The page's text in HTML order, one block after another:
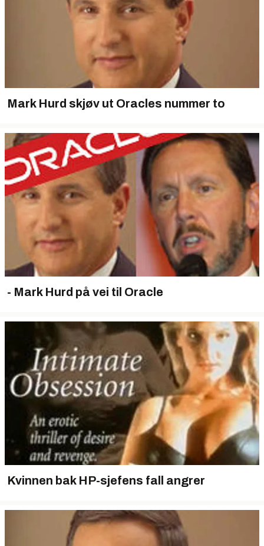
Mark Hurd skjøv ut Oracles nummer to
- Mark Hurd på vei til Oracle
Kvinnen bak HP-sjefens fall angrer